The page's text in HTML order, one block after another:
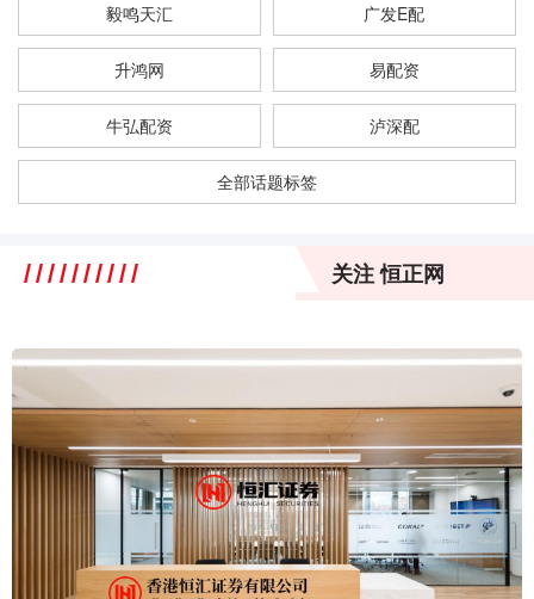
毅鸣天汇 广发E配
升鸿网 易配资
牛弘配资 泸深配
全部话题标签
关注 恒正网